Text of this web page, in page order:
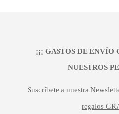
¡¡¡ GASTOS DE
NUESTROS
Suscríbete a nuestra
regalos